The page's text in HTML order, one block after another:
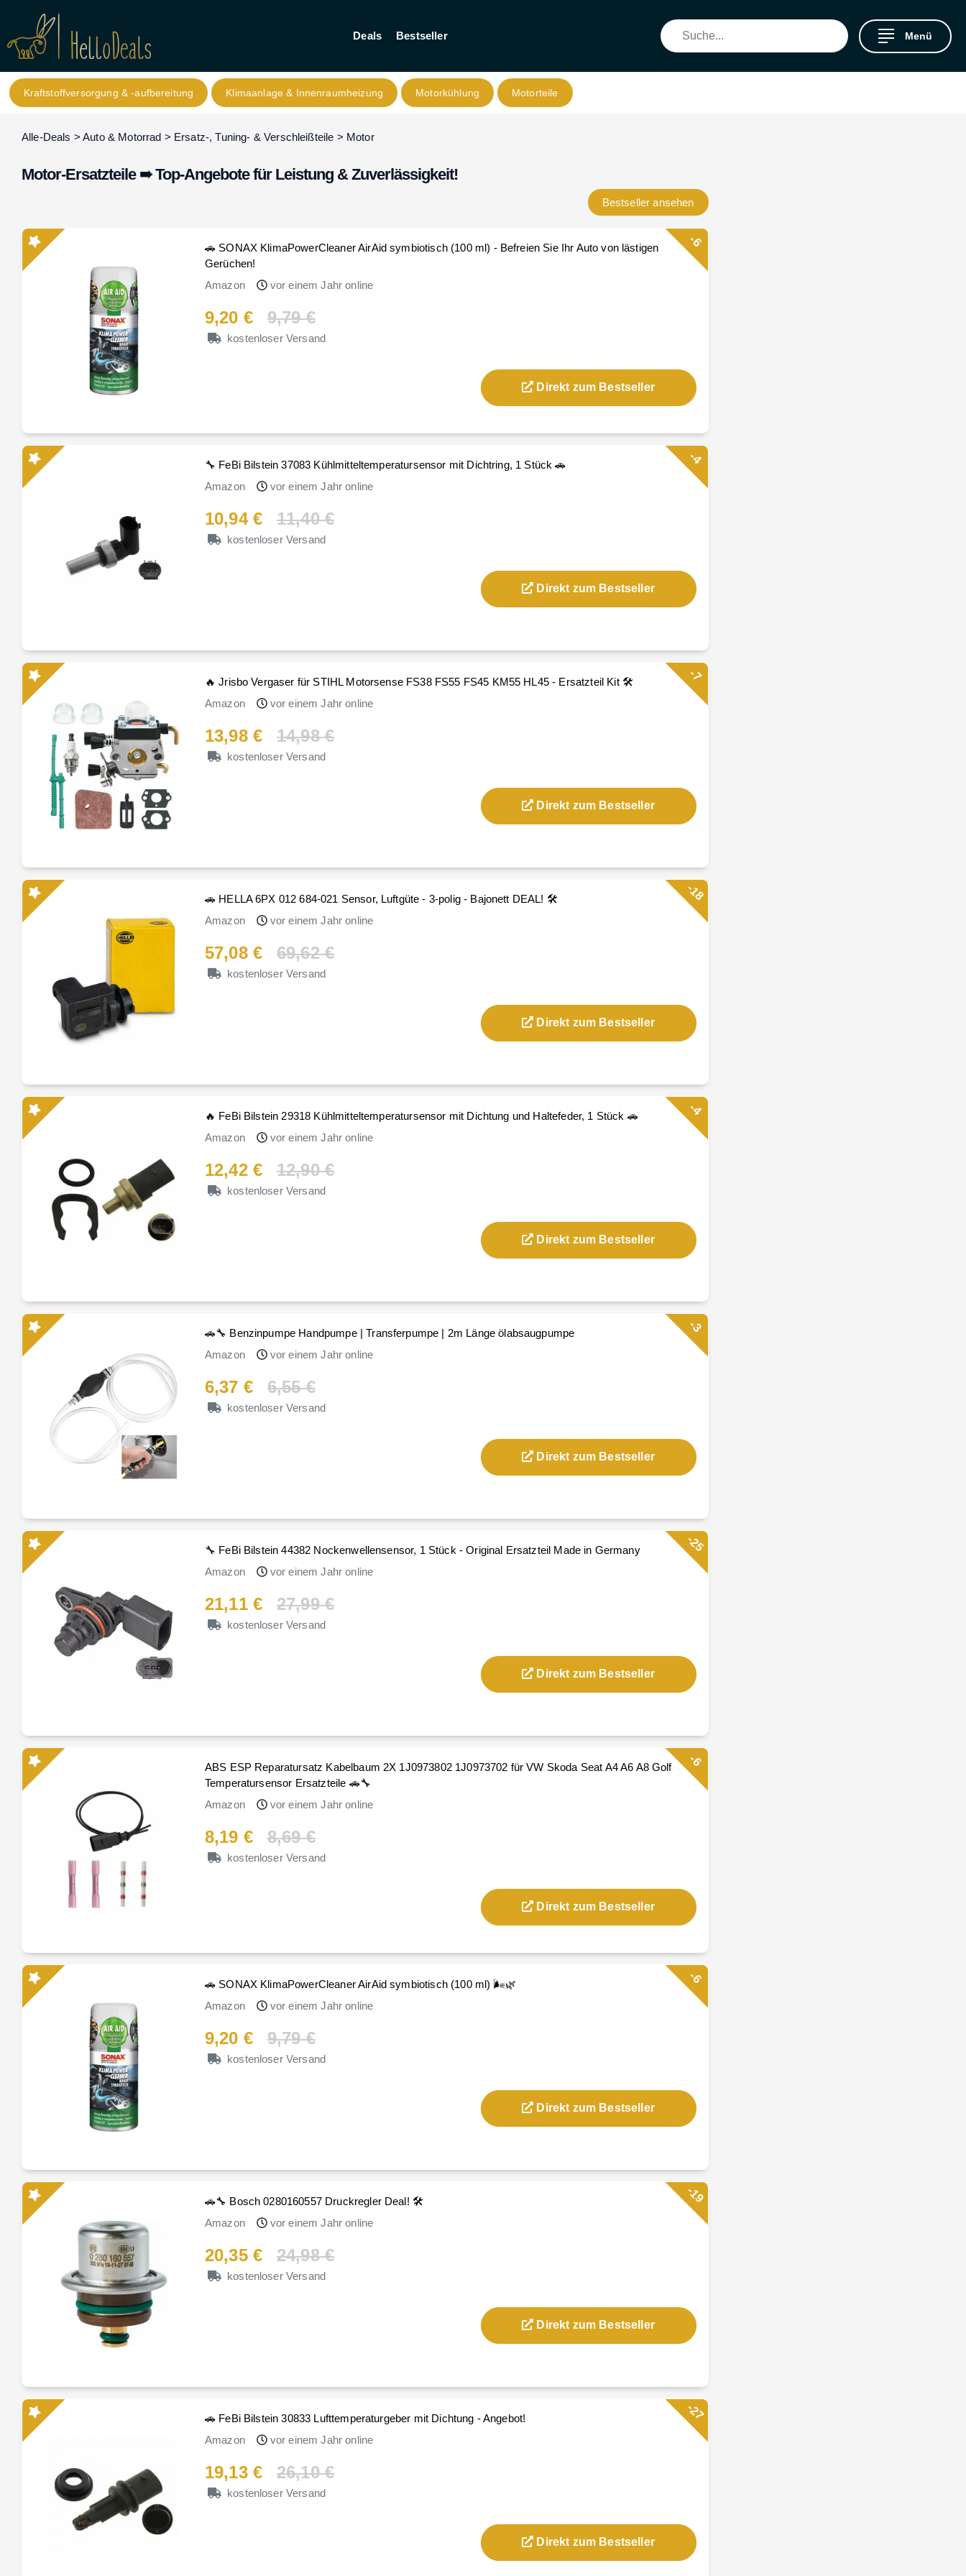
Deals Bestseller Menü
Kraftstoffversorgung & -aufbereitung Klimaanlage & Innenraumheizung Motorkühlung Motorteile
Alle-Deals >Auto & Motorrad > Ersatz-, Tuning- & Verschleißteile > Motor
Motor-Ersatzteile ➠ Top-Angebote für Leistung & Zuverlässigkeit!
Bestseller ansehen
🚗 SONAX KlimaPowerCleaner AirAid symbiotisch (100 ml) - Befreien Sie Ihr Auto von lästigen
Gerüchen!
Amazon
vor einem Jahr online
9,20 € 9,79 €
kostenloser Versand
Direkt zum Bestseller
-6
🔧 FeBi Bilstein 37083 Kühlmitteltemperatursensor mit Dichtring, 1 Stück 🚗
Amazon
vor einem Jahr online
10,94 € 11,40 €
kostenloser Versand
Direkt zum Bestseller
-4
🔥 Jrisbo Vergaser für STIHL Motorsense FS38 FS55 FS45 KM55 HL45 - Ersatzteil Kit 🛠️
Amazon
vor einem Jahr online
13,98 € 14,98 €
kostenloser Versand
Direkt zum Bestseller
-7
🚗 HELLA 6PX 012 684-021 Sensor, Luftgüte - 3-polig - Bajonett DEAL! 🛠️
Amazon
vor einem Jahr online
57,08 € 69,62 €
kostenloser Versand
Direkt zum Bestseller
-18
🔥 FeBi Bilstein 29318 Kühlmitteltemperatursensor mit Dichtung und Haltefeder, 1 Stück 🚗
Amazon
vor einem Jahr online
12,42 € 12,90 €
kostenloser Versand
Direkt zum Bestseller
-4
🚗🔧 Benzinpumpe Handpumpe | Transferpumpe | 2m Länge ölabsaugpumpe
Amazon
vor einem Jahr online
6,37 € 6,55 €
kostenloser Versand
Direkt zum Bestseller
-3
🔧 FeBi Bilstein 44382 Nockenwellensensor, 1 Stück - Original Ersatzteil Made in Germany
Amazon
vor einem Jahr online
21,11 € 27,99 €
kostenloser Versand
Direkt zum Bestseller
-25
ABS ESP Reparatursatz Kabelbaum 2X 1J0973802 1J0973702 für VW Skoda Seat A4 A6 A8 Golf
Temperatursensor Ersatzteile 🚗🔧
Amazon
vor einem Jahr online
8,19 € 8,69 €
kostenloser Versand
Direkt zum Bestseller
-6
🚗 SONAX KlimaPowerCleaner AirAid symbiotisch (100 ml) 🌬️🌿
Amazon
vor einem Jahr online
9,20 € 9,79 €
kostenloser Versand
Direkt zum Bestseller
-6
🚗🔧 Bosch 0280160557 Druckregler Deal! 🛠️
Amazon
vor einem Jahr online
20,35 € 24,98 €
kostenloser Versand
Direkt zum Bestseller
-19
🚗 FeBi Bilstein 30833 Lufttemperaturgeber mit Dichtung - Angebot!
Amazon
vor einem Jahr online
19,13 € 26,10 €
kostenloser Versand
Direkt zum Bestseller
-27